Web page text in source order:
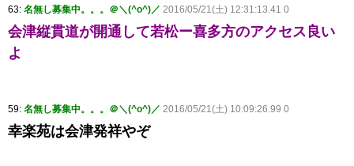
63: 名無し募集中。。。＠＼(^o^)／ 2016/05/21(土) 12:31:13.41 0
会津縦貫道が開通して若松ー喜多方のアクセス良い
よ
59: 名無し募集中。。。＠＼(^o^)／ 2016/05/21(土) 10:09:26.99 0
幸楽苑は会津発祥やぞ